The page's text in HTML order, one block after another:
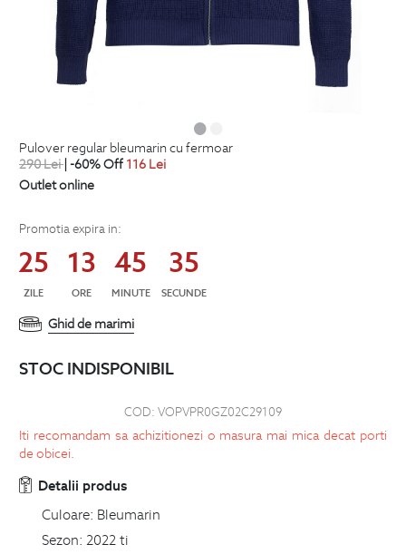
pulover regular bleumarin cu fermoar
290Lei| -60% Off 116 Lei
Outlet online
Promotia expira in:
25
ZILE
13
ORE
45
MINUTE
35
SECUNDE
Ghid de marimi
STOC INDISPONIBIL
COD: VOPVPR0GZ02C29109
Iti recomandam sa achizitionezi o masura mai mica decat porti
de obicei.
Detalii produs
Culoare: Bleumarin
Sezon: 2022 ti